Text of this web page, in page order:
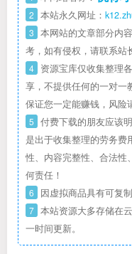
2 本站永久网址：
3 本网站的文章部分内
考，如有侵权，请联系站
4 资源宝库仅收集整理
享，不提供任何的一对一
保证您一定能赚钱，风险
5 付费下载的朋友应该
是出于收集整理的劳务费
性、内容完整性、合法性
何责任！
6 因虚拟商品具有可复
7 本站资源大多存储在
一时间更新。